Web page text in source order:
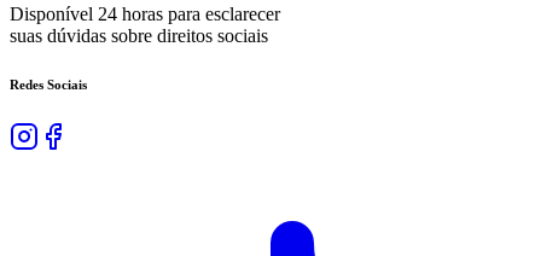
Disponível 24 horas para esclarecer
suas dúvidas sobre direitos sociais
Redes Sociais